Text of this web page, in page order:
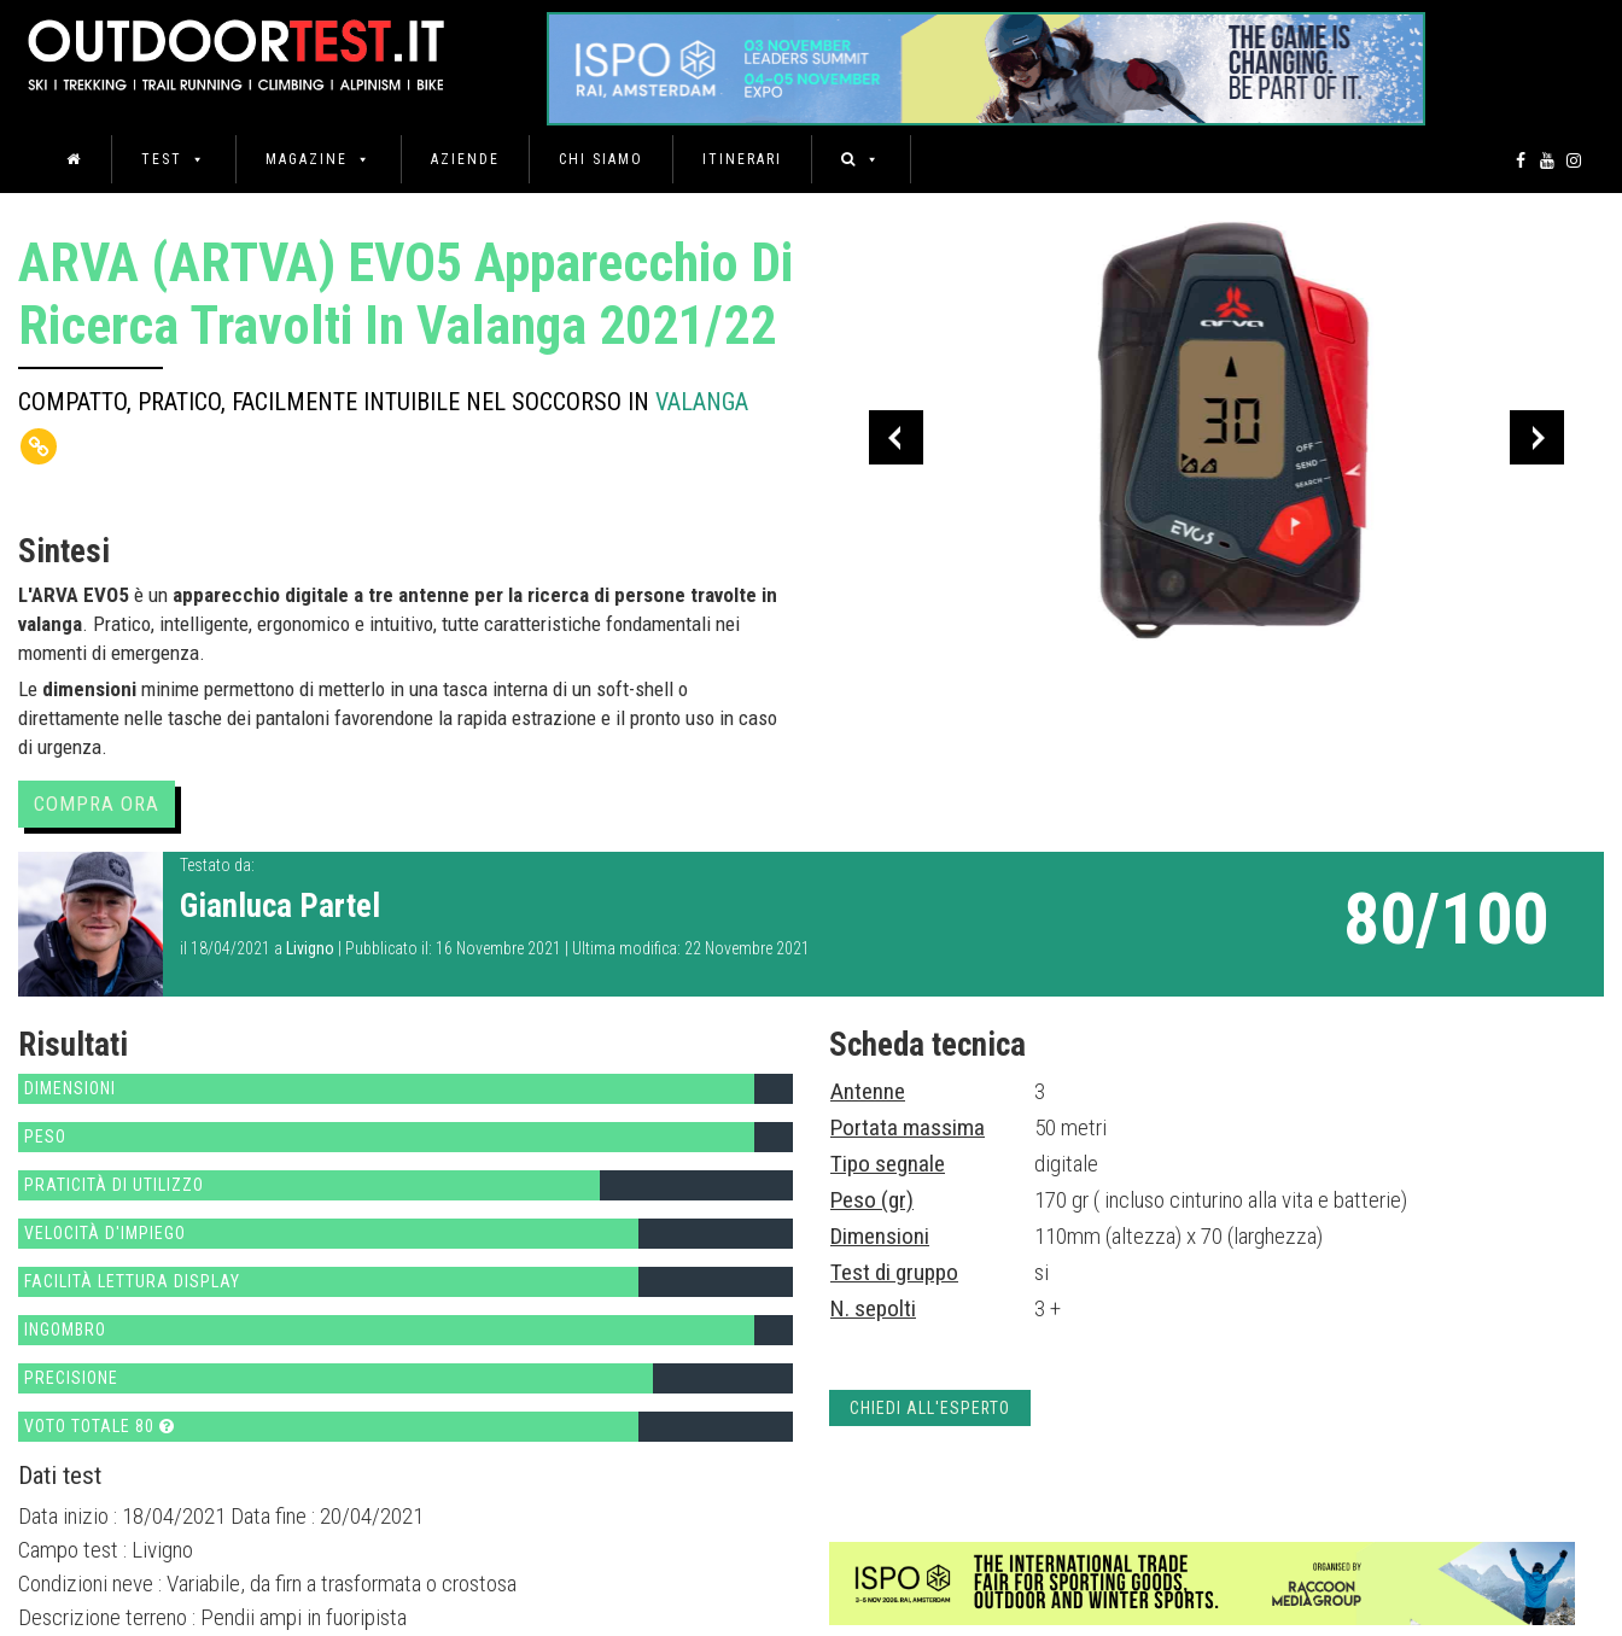
TEST MAGAZINE AZIENDE CHI SIAMO ITINERARI
ARVA (ARTVA) EVO5 Apparecchio Di
Ricerca Travolti In Valanga 2021/22
COMPATTO, PRATICO, FACILMENTE INTUIBILE NEL SOCCORSO IN VALANGA
Sintesi
L'ARVA EVO5 è un apparecchio digitale a tre antenne per la ricerca di persone travolte in
valanga. Pratico, intelligente, ergonomico e intuitivo, tutte caratteristiche fondamentali nei
momenti di emergenza.
Le dimensioni minime permettono di metterlo in una tasca interna di un soft-shell o
direttamente nelle tasche dei pantaloni favorendone la rapida estrazione e il pronto uso in caso
di urgenza.
COMPRA ORA
Testato da:
Gianluca Partel
il 18/04/2021 a Livigno | Pubblicato il: 16 Novembre 2021 | Ultima modifica: 22 Novembre 2021 80/100
Risultati
DIMENSIONI
PESO
PRATICITÀ DI UTILIZZO
VELOCITÀ D'IMPIEGO
FACILITÀ LETTURA DISPLAY
INGOMBRO
PRECISIONE
VOTO TOTALE 80
Dati test
Data inizio : 18/04/2021 Data fine : 20/04/2021
Campo test : Livigno
Condizioni neve : Variabile, da firn a trasformata o crostosa
Descrizione terreno : Pendii ampi in fuoripista
Scheda tecnica
Antenne
3
Portata massima
50 metri
Tipo segnale
digitale
Peso (gr)
170 gr ( incluso cinturino alla vita e batterie)
Dimensioni
110mm (altezza) x 70 (larghezza)
Test di gruppo
si
N. sepolti
3 +
CHIEDI ALL'ESPERTO